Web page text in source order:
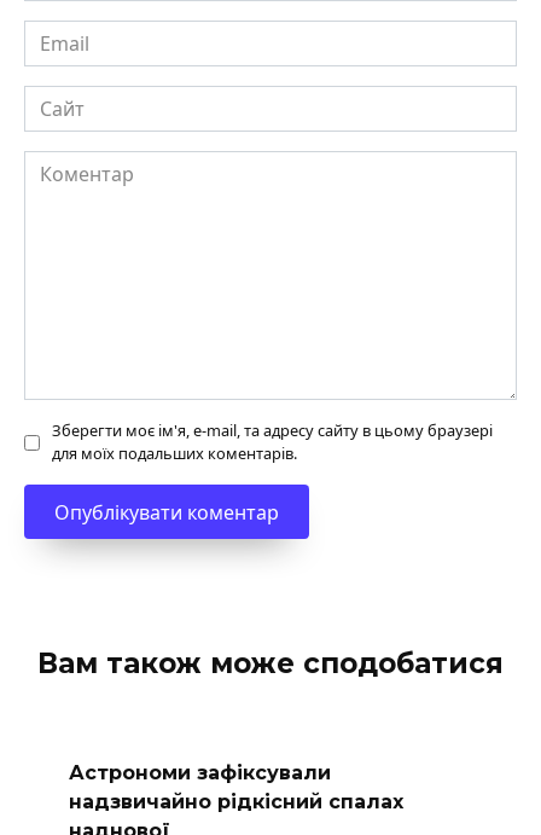
Email
Сайт
Коментар
Зберегти моє ім'я, e-mail, та адресу сайту в цьому браузері
для моїх подальших коментарів.
Вам також може сподобатися
Астрономи зафіксували
надзвичайно рідкісний спалах
наднової